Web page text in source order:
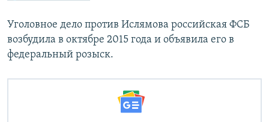
Уголовное дело против Ислямова российская ФСБ
возбудила в октябре 2015 года и объявила его в
федеральный розыск.